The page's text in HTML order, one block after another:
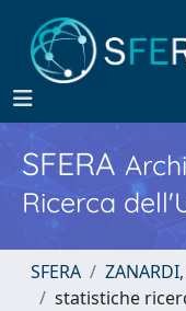
SFERA
Ricerca
SFERA
statistiche